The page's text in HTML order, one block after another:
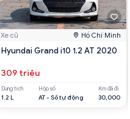
Xe cũ Hồ Chí Minh
Hyundai Grand i10 1.2 AT 2020
309 triệu
Dung tích
1.2 L
Hộp số
AT - Số tự động
Km đã đi
30,000